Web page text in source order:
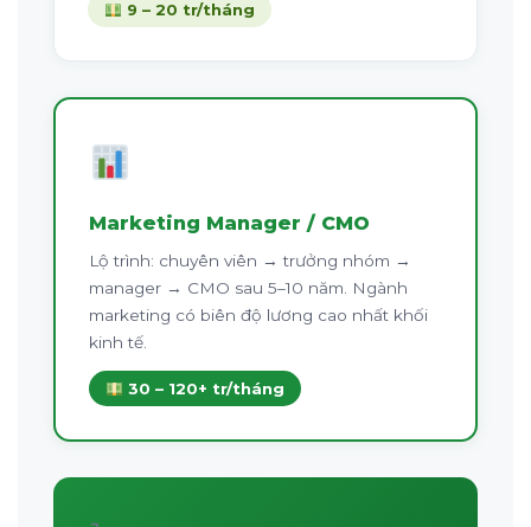
9 – 20 tr/tháng
Marketing Manager / CMO
Lộ trình: chuyên viên → trưởng nhóm →
manager → CMO sau 5–10 năm. Ngành
marketing có biên độ lương cao nhất khối
kinh tế.
30 – 120+ tr/tháng